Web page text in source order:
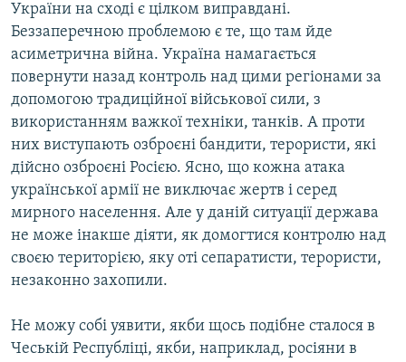
України на сході є цілком виправдані.
Беззаперечною проблемою є те, що там йде
асиметрична війна. Україна намагається
повернути назад контроль над цими регіонами за
допомогою традиційної військової сили, з
використанням важкої техніки, танків. А проти
них виступають озброєні бандити, терористи, які
дійсно озброєні Росією. Ясно, що кожна атака
української армії не виключає жертв і серед
мирного населення. Але у даній ситуації держава
не може інакше діяти, як домогтися контролю над
своєю територією, яку оті сепаратисти, терористи,
незаконно захопили.
Не можу собі уявити, якби щось подібне сталося в
Чеській Республіці, якби, наприклад, росіяни в